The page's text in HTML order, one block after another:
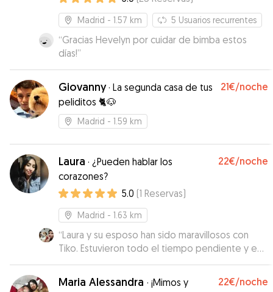
cada dia. Es una cuidadora que recomendamos
mucho por su experiencia, ademas ha
demostrado interes e iniciativa para aprender a
manejar un bulldog ingles en la calle con su
cabezoneria. Gracias por todo, esperamos que
la cuides en otras ocasiones.
Madrid - 1.57 km 5 Usuarios recurrentes
“Gracias Hevelyn por cuidar de bimba estos
días!”
Giovanny· La segunda casa de tus
peliditos 🐈🐶
21€/noche
Madrid - 1.59 km
Laura · ¿Pueden hablar los
corazones?
22€/noche
5.0 (1 Reservas)
Madrid - 1.63 km
“Laura y su esposo han sido maravillosos con
Tiko. Estuvieron todo el tiempo pendiente y en
constante comunicación conmigo. Tiko los
primeros días estuvo nervioso y supieron
adaptarse perfectamente a sus necesidades. Ha
Maria Alessandra · ¡Mimos y
22€/noche